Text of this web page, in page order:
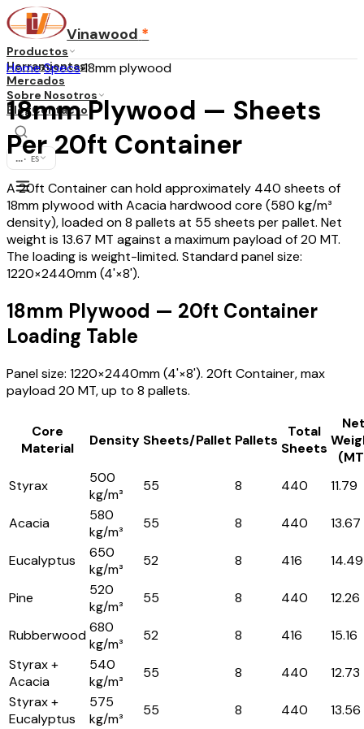
Vinawood *
Productos
Herramientas
Mercados
Sobre Nosotros
BlogContacto
... · ES
Home›Specs›18mm plywood
18mm Plywood — Sheets
Per 20ft Container
A 20ft Container can hold approximately 440 sheets of
18mm plywood with Acacia hardwood core (580 kg/m³
density), loaded on 8 pallets at 55 sheets per pallet. Net
weight is 13.67 MT against a maximum payload of 20 MT.
The loading is weight-limited. Standard panel size:
1220×2440mm (4'×8').
18mm Plywood — 20ft Container
Loading Table
Panel size: 1220×2440mm (4'×8'). 20ft Container, max
payload 20 MT, up to 8 pallets.
Core
Material
Density Sheets/Pallet Pallets
Total
Sheets
Styrax
500
kg/m³
55 8 440 11.79
Acacia
580
kg/m³
55 8 440 13.67
Eucalyptus
650
kg/m³
52 8 416 14.49
Pine
520
kg/m³
55 8 440 12.26
Rubberwood680
kg/m³
52 8 416
15.16
Styrax +
Acacia
540
kg/m³
55 8 440
12.73
Styrax +
Eucalyptus
575
kg/m³
55 8 440
13.56